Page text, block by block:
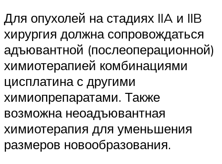
Для опухолей на стадиях IIA и IIB
хирургия должна сопровождаться
адъювантной (послеоперационной)
химиотерапией комбинациями
цисплатина с другими
химиопрепаратами. Также
возможна неоадъювантная
химиотерапия для уменьшения
размеров новообразования.